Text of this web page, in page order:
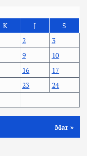
K J
S
2
3
9
10
16
17
23
24
Mar »